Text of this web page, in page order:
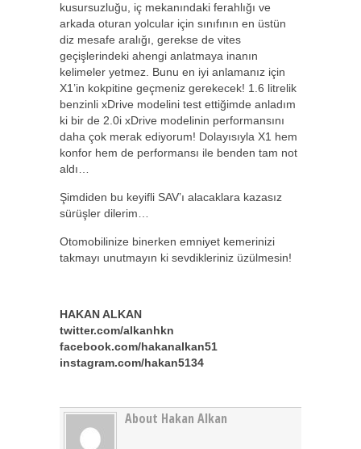
kusursuzluğu, iç mekanındaki ferahlığı ve
arkada oturan yolcular için sınıfının en üstün
diz mesafe aralığı, gerekse de vites
geçişlerindeki ahengi anlatmaya inanın
kelimeler yetmez. Bunu en iyi anlamanız için
X1’in kokpitine geçmeniz gerekecek! 1.6 litrelik
benzinli xDrive modelini test ettiğimde anladım
ki bir de 2.0i xDrive modelinin performansını
daha çok merak ediyorum! Dolayısıyla X1 hem
konfor hem de performansı ile benden tam not
aldı…
Şimdiden bu keyifli SAV’ı alacaklara kazasız
sürüşler dilerim…
Otomobilinize binerken emniyet kemerinizi
takmayı unutmayın ki sevdikleriniz üzülmesin!
HAKAN ALKAN
twitter.com/alkanhkn
facebook.com/hakanalkan51
instagram.com/hakan5134
About Hakan Alkan